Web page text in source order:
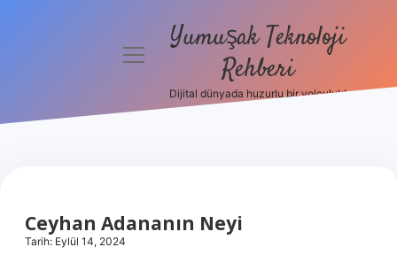
Hakkımızda
menüyüYumuşak Teknoloji
Rehberi
Dijital dünyada huzurlu bir yolculuk!
Ceyhan Adananın Neyi
Tarih: Eylül 14, 2024